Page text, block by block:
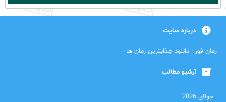
درباره سایت
رمان فور | دانلود جذابترین رمان ها
آرشیو مطالب
جولای 2026